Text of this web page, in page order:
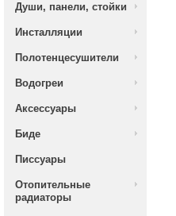
Души, панели, стойки
Инсталляции
Полотенцесушители
Водогреи
Аксессуары
Биде
Писсуары
Отопительные
радиаторы